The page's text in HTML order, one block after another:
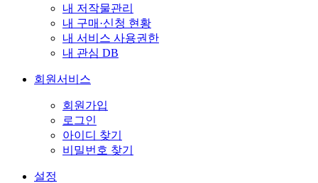
내 저작물관리
내 구매·신청 현황
내 서비스 사용권한
내 관심 DB
회원서비스
회원가입
로그인
아이디 찾기
비밀번호 찾기
설정